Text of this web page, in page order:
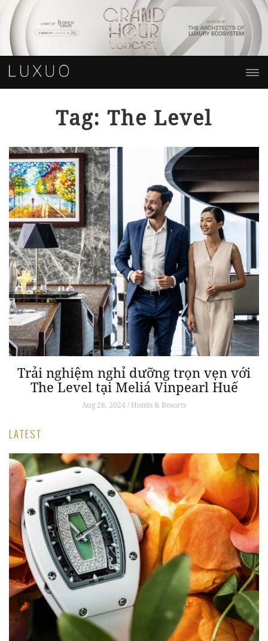
Tag: The Level
Trải nghiệm nghỉ dưỡng trọn vẹn với
The Level tại Meliá Vinpearl Huế
Aug 28, 2024 / Hotels & Resorts
LATEST